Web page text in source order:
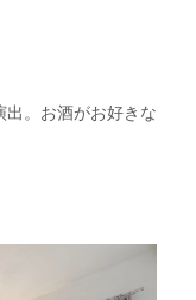
。お酒がお好きな